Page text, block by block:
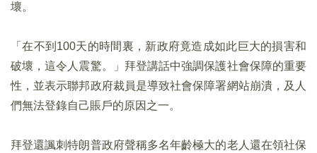
壞。
「在不到100天的時間裏，新政府竟造成如此巨大的損害和
破壞，這令人震驚。」拜登講話中強調保護社會保障的重要
性，並表示聯邦政府裁員是導致社會保障署網站崩潰，及人
們無法登錄自己賬戶的原因之一。
拜登還諷刺特朗普政府聲稱多名年齡極大的老人還在領社保